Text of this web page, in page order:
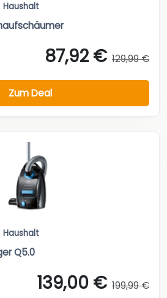
Haushalt
87,92 € 129,99 €
Zum Deal
Haushalt
Q5.0
139,00 € 199,99 €